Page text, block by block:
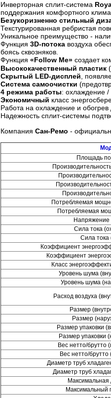
Инверторная сплит-система
поддержания комфортного
Безукоризненно стильный
Текстурированная ребристая
Уникальное преимущество -
Функция 3D-потока воздуха
боясь сквозняков.
Функция «Follow Me» создает
Высококачественный пластик
Скрытый LED-дисплей ,
Система самоочистки
4 режима работы: охлаждение /
Экономичный класс
Работа на охлаждение и обогрев
Надежность сплит-системы
Компания Сан-Ремо -
Площадь
Потребляемая
Потребляемая
Напряжение
Сила тока
Сила тока
Коэффициент
Коэффициент
Класс
Уровень шума
Уровень шума
Расход воздуха
Размер
Размер
Размер упаковки
Размер упаковки
Вес нетто/брутто
Вес нетто/брутто
Диаметр труб
Диаметр труб
Максимальная
Максимальный